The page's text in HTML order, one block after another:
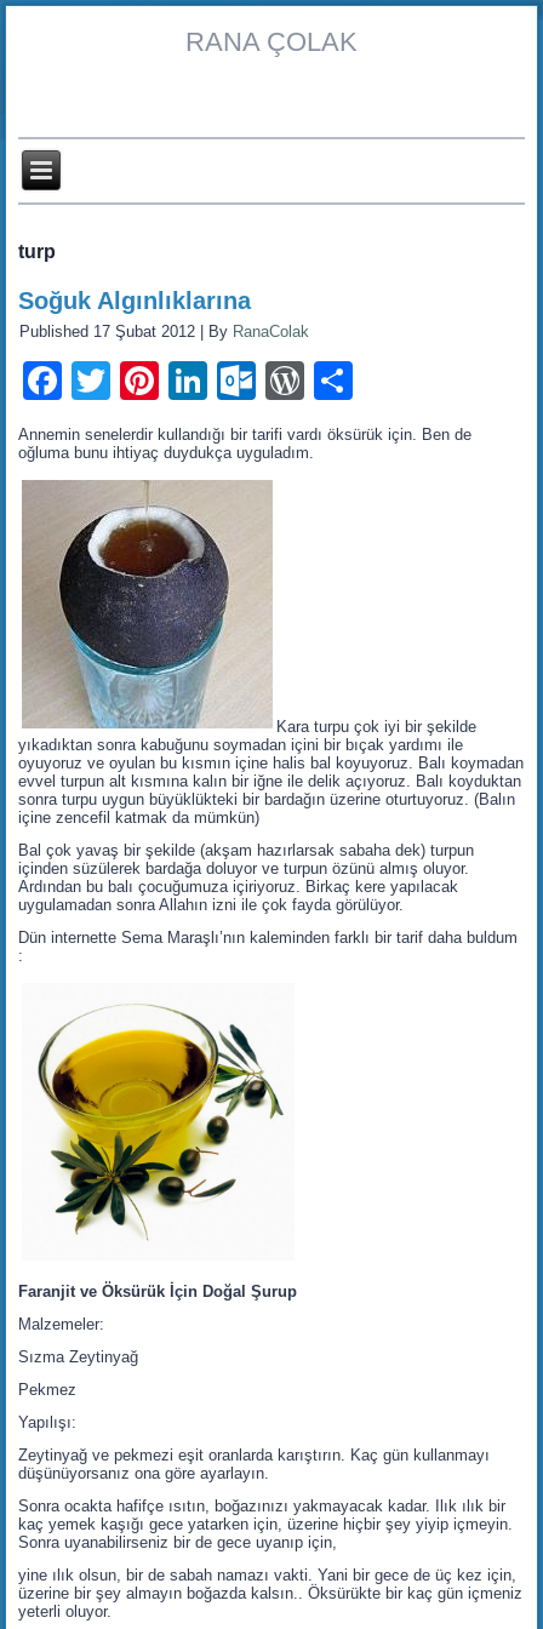
RANA ÇOLAK
turp
Soğuk Algınlıklarına
Published 17 Şubat 2012 By RanaColak
Facebook
TwitterPinterest
LinkedIn
Outlook.com
WordPress
Annemin senelerdir kullandığı bir tarifi vardı öksürük için. Ben de
oğluma bunu ihtiyaç duydukça uyguladım.
Kara turpu çok iyi bir şekilde
yıkadıktan sonra kabuğunu soymadan içini bir bıçak yardımı ile
oyuyoruz ve oyulan bu kısmın içine halis bal koyuyoruz. Balı koymadan
evvel turpun alt kısmına kalın bir iğne ile delik açıyoruz. Balı koyduktan
sonra turpu uygun büyüklükteki bir bardağın üzerine oturtuyoruz. (Balın
içine zencefil katmak da mümkün)
Bal çok yavaş bir şekilde (akşam hazırlarsak sabaha dek) turpun
içinden süzülerek bardağa doluyor ve turpun özünü almış oluyor.
Ardından bu balı çocuğumuza içiriyoruz. Birkaç kere yapılacak
uygulamadan sonra Allahın izni ile çok fayda görülüyor.
Dün internette Sema Maraşlı’nın kaleminden farklı bir tarif daha buldum
:
Faranjit ve Öksürük İçin Doğal Şurup
Malzemeler:
Sızma Zeytinyağ
Pekmez
Yapılışı:
Zeytinyağ ve pekmezi eşit oranlarda karıştırın. Kaç gün kullanmayı
düşünüyorsanız ona göre ayarlayın.
Sonra ocakta hafifçe ısıtın, boğazınızı yakmayacak kadar. Ilık ılık bir
kaç yemek kaşığı gece yatarken için, üzerine hiçbir şey yiyip içmeyin.
Sonra uyanabilirseniz bir de gece uyanıp için,
yine ılık olsun, bir de sabah namazı vakti. Yani bir gece de üç kez için,
üzerine bir şey almayın boğazda kalsın.. Öksürükte bir kaç gün içmeniz
yeterli oluyor.